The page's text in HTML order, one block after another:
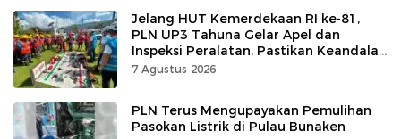
Jelang HUT Kemerdekaan RI ke-81,
PLN UP3 Tahuna Gelar Apel dan
Inspeksi Peralatan, Pastikan Keandalan
Listrik
7 Agustus 2026
PLN Terus Mengupayakan Pemulihan
Pasokan Listrik di Pulau Bunaken